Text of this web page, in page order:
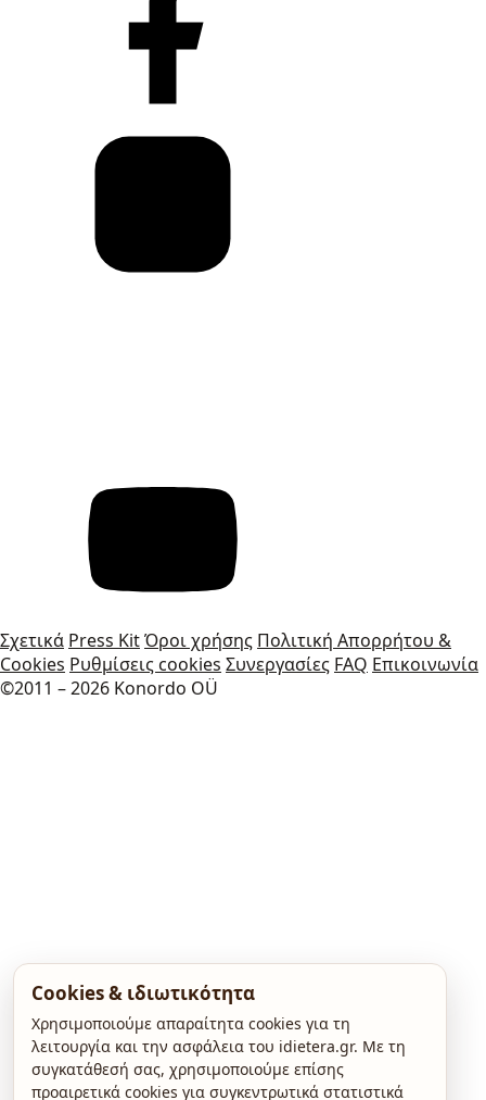
Σχετικά Press KitΌροι χρήσης Πολιτική Απορρήτου &
Cookies Ρυθμίσεις cookies Συνεργασίες FAQ Επικοινωνία
©2011 – 2026 Konordo OÜ
Cookies & ιδιωτικότητα
Χρησιμοποιούμε απαραίτητα cookies για τη
λειτουργία και την ασφάλεια του idietera.gr. Με τη
συγκατάθεσή σας, χρησιμοποιούμε επίσης
προαιρετικά cookies για συγκεντρωτικά στατιστικά